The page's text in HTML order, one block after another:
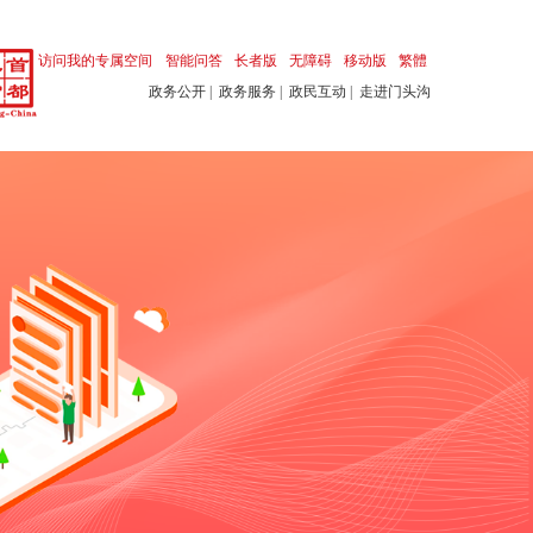
繁體
移动版
无障碍
长者版
智能问答
访问我的专属空间
政务公开
政务服务 政民互动 走进门头沟